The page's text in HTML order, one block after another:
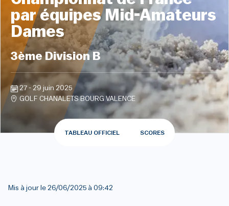
par équipes Mid-Amateurs
Dames
3ème Division B
27 - 29 juin 2025
GOLF CHANALETS BOURG VALENCE
TABLEAU OFFICIEL SCORES
Mis à jour le 26/06/2025 à 09:42